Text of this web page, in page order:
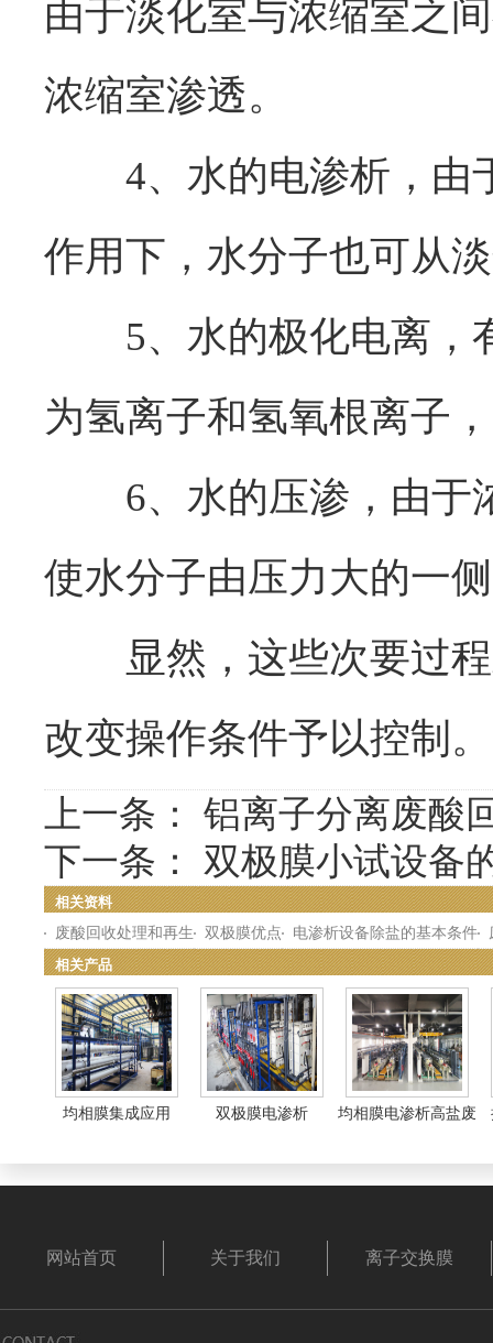
由于淡化室与浓缩室之
浓缩室渗透。
4、水的电渗析，由于
作用下，水分子也可从
5、水的极化电离，有
为氢离子和氢氧根离子
6、水的压渗，由于浓
使水分子由压力大的一
显然，这些次要过程
改变操作条件予以控制。
上一条： 铝离子分离废酸
下一条： 双极膜小试设备
相关资料
废酸回收处理和再生
双极膜优点 电渗析设备除盐的基本条件
相关产品
均相膜集成应用 双极膜电渗析
均相膜电渗析高盐废
网站首页 关于我们 离子交换膜